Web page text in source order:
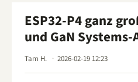
ESP32-P4 ganz
und GaN
Tam H. 2026-02-19 12:23